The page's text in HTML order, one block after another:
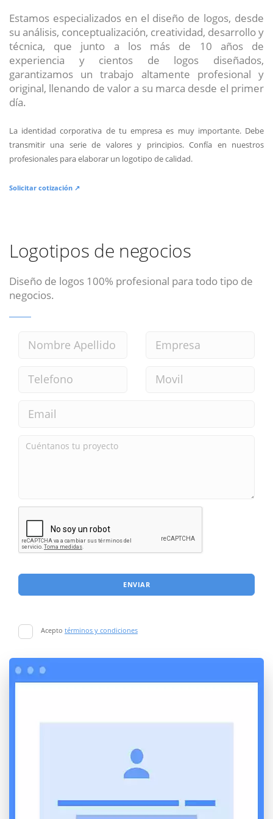
Estamos especializados en el diseño de logos, desde
su análisis, conceptualización, creatividad, desarrollo y
técnica, que junto a los más de 10 años de
experiencia y cientos de logos diseñados,
garantizamos un trabajo altamente profesional y
original, llenando de valor a su marca desde el primer
día.
La identidad corporativa de tu empresa es muy importante. Debe
transmitir una serie de valores y principios. Confía en nuestros
profesionales para elaborar un logotipo de calidad.
Solicitar cotización ↗
Logotipos de negocios
Diseño de logos 100% profesional para todo tipo de
negocios.
ENVIAR
Acepto términos y condiciones